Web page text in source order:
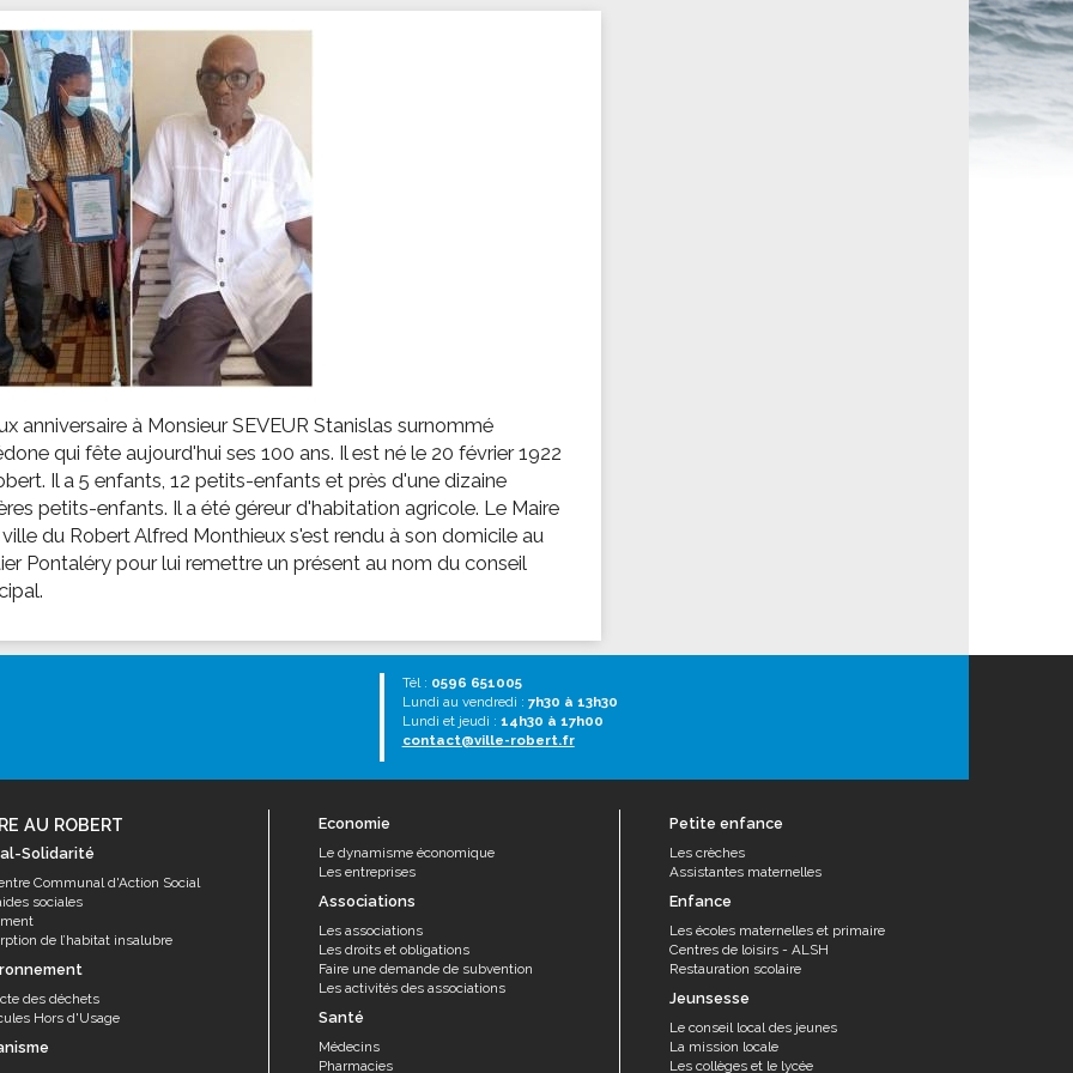
Offres d'emploi
SOCIAL-SOLIDARITÉ
Le Centre Communal d'Action Social
Les aides sociales
Logement
Antenne Municipale de Développement et de
Cohésion Sociale
Epicerie sociale et solidaire "Rayon de Soleil"
Bornes de collecte de l'ACISE
et le lycée
local des jeunes
scolaire
maternelles et primaire
de loisirs - ALSH
famille
ENFANCE
maternelles
anniversaire à Monsieur SEVEUR Stanislas surnommé
qui fête aujourd'hui ses 100 ans. Il est né le 20 février 1922
Il a 5 enfants, 12 petits-enfants et près d'une dizaine
petits-enfants. Il a été géreur d'habitation agricole. Le Maire
du Robert Alfred Monthieux s'est rendu à son domicile au
Pontaléry pour lui remettre un présent au nom du conseil
Tél : 0596 651005
Lundi au vendredi : 7h30 à 13h30
Lundi et jeudi : 14h30 à 17h00
contact@ville-robert.fr
AU ROBERT
Solidarité
Communal d'Action Social
sociales
de l’habitat insalubre
des déchets
Hors d'Usage
Economie
Le dynamisme économique
Les entreprises
Associations
Les associations
Les droits et obligations
Faire une demande de subvention
Les activités des associations
Santé
Médecins
Pharmacies
Petite enfance
Les crèches
Assistantes maternelles
Enfance
Les écoles maternelles et primaire
Centres de loisirs - ALSH
Restauration scolaire
Jeunsesse
Le conseil local des jeunes
La mission locale
Les collèges et le lycée